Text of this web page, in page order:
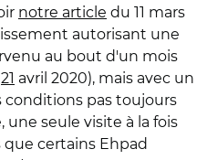
notre article du 11 mars
autorisant une
au bout d'un mois
21 avril 2020), mais avec un
pas toujours
une seule visite à la fois
certains Ehpad